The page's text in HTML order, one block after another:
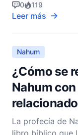
de Nínive se
Mosul, una
Esta ubicación
0 119
Leer más
Nahum
¿Cómo se
Nahum
La profecía de
libro bíblico que